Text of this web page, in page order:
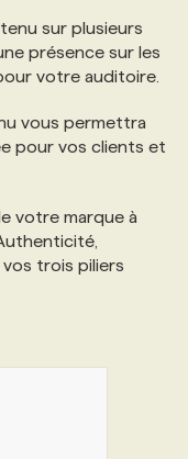
sur plusieurs
présence sur les
votre auditoire.
vous permettra
pour vos clients et
votre marque à
trois piliers